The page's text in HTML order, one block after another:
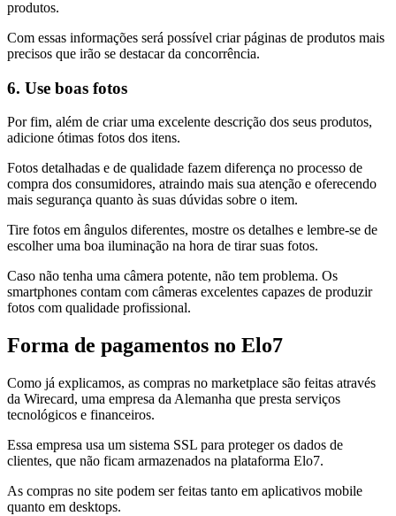
produtos.
Com essas informações será possível criar páginas de produtos mais
precisos que irão se destacar da concorrência.
6. Use boas fotos
Por fim, além de criar uma excelente descrição dos seus produtos,
adicione ótimas fotos dos itens.
Fotos detalhadas e de qualidade fazem diferença no processo de
compra dos consumidores, atraindo mais sua atenção e oferecendo
mais segurança quanto às suas dúvidas sobre o item.
Tire fotos em ângulos diferentes, mostre os detalhes e lembre-se de
escolher uma boa iluminação na hora de tirar suas fotos.
Caso não tenha uma câmera potente, não tem problema. Os
smartphones contam com câmeras excelentes capazes de produzir
fotos com qualidade profissional.
Forma de pagamentos no Elo7
Como já explicamos, as compras no marketplace são feitas através
da Wirecard, uma empresa da Alemanha que presta serviços
tecnológicos e financeiros.
Essa empresa usa um sistema SSL para proteger os dados de
clientes, que não ficam armazenados na plataforma Elo7.
As compras no site podem ser feitas tanto em aplicativos mobile
quanto em desktops.